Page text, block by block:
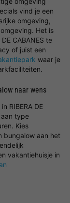
vind je een
omgeving,
Het is
CABANES te
of juist een
waar je
naar wens
RIBERA DE
aan type
Kies
bungalow aan het
vakantiehuisje in